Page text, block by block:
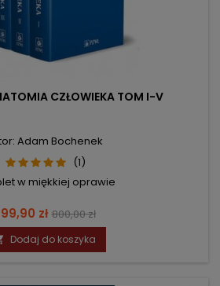
CZŁOWIEKA TOM I-V
Adam Bochenek
(1)
w miękkiej oprawie
zł Cena
podstawowa
800,00 zł
Dodaj do koszyka